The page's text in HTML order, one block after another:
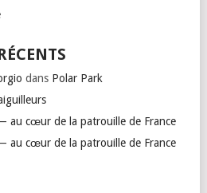
dans Polar Park
au cœur de la patrouille de France
au cœur de la patrouille de France